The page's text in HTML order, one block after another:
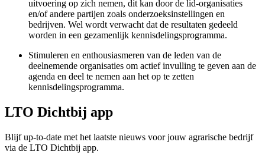
uitvoering op zich nemen, dit kan door de lid-organisaties
en/of andere partijen zoals onderzoeksinstellingen en
bedrijven. Wel wordt verwacht dat de resultaten gedeeld
worden in een gezamenlijk kennisdelingsprogramma.
Stimuleren en enthousiasmeren van de leden van de
deelnemende organisaties om actief invulling te geven aan de
agenda en deel te nemen aan het op te zetten
kennisdelingsprogramma.
LTO Dichtbij app
Blijf up-to-date met het laatste nieuws voor jouw agrarische bedrijf
via de LTO Dichtbij app.